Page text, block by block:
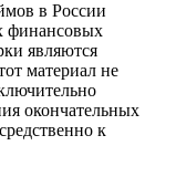
в России
финансовых
являются
материал не
окончательных
к